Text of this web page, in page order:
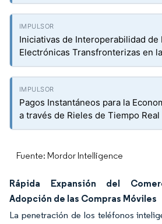
Iniciativas de Interoperabilidad de
Electrónicas Transfronterizas en
Pagos Instantáneos para la
a través de Rieles de Tiempo Real
Fuente: Mordor Intelligence
Rápida Expansión del
Adopción de las Compras Móviles
La penetración de los teléfonos